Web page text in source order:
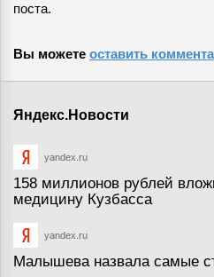
поста.
Вы можете оставить
Яндекс.Новости
yandex.ru
158 миллионов рублей
медицину Кузбасса
yandex.ru
Малышева назвала самые